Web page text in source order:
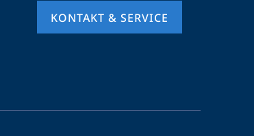
KONTAKT & SERVICE